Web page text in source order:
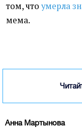
том, что умерла
мема.
Анна Мартынова